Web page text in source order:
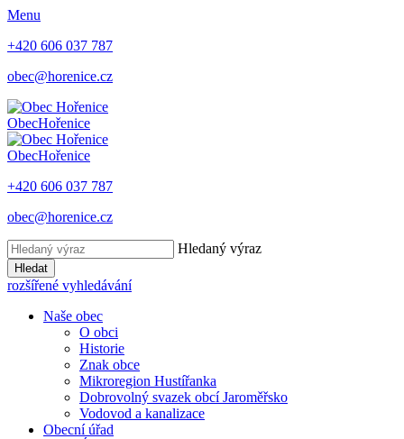
Menu
+420 606 037 787
obec@horenice.cz
ObecHořenice
ObecHořenice
+420 606 037 787
obec@horenice.cz
Hledaný výraz
Hledat
rozšířené vyhledávání
Naše obec
O obci
Historie
Znak obce
Mikroregion Hustířanka
Dobrovolný svazek obcí Jaroměřsko
Vodovod a kanalizace
Obecní úřad